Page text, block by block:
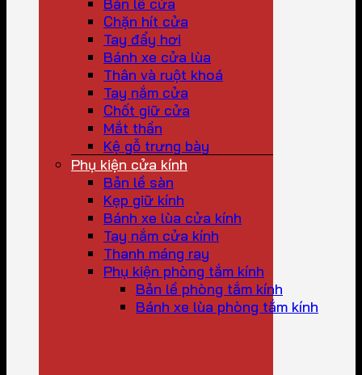
Chặn hít cửa
Tay đẩy hơi
Bánh xe cửa lùa
Thân và ruột khoá
Tay nắm cửa
Chốt giữ cửa
Mắt thần
Kệ gỗ trưng bày
Phụ kiện cửa kính
Bản lề sàn
Kẹp giữ kính
Bánh xe lùa cửa kính
Tay nắm cửa kính
Thanh máng ray
Phụ kiện phòng tắm kính
Bản lề phòng tắm kính
Bánh xe lùa phòng tắm kính